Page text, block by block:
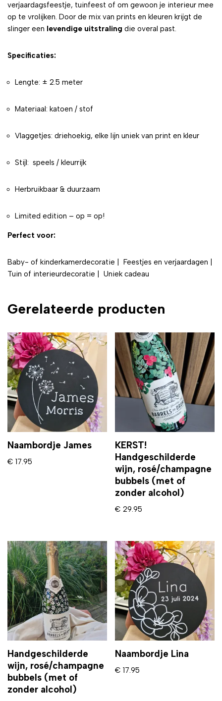
verjaardagsfeestje, tuinfeest of om gewoon je interieur mee
op te vrolijken. Door de mix van prints en kleuren krijgt de
slinger een levendige uitstraling die overal past.
Specificaties:
Lengte: ± 2.5 meter
Materiaal: katoen / stof
Vlaggetjes: driehoekig, elke lijn uniek van print en kleur
Stijl: speels / kleurrijk
Herbruikbaar & duurzaam
Limited edition – op = op!
Perfect voor:
Baby- of kinderkamerdecoratie | Feestjes en verjaardagen |
Tuin of interieurdecoratie | Uniek cadeau
Gerelateerde producten
Naambordje James
€ 17.95
KERST!
Handgeschilderde
wijn, rosé/champagne
bubbels (met of
zonder alcohol)
€ 29.95
Handgeschilderde
wijn, rosé/champagne
bubbels (met of
zonder alcohol)
Naambordje Lina
€ 17.95